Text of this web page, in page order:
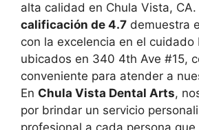
alta calidad en Chula Vista,
calificación de 4.7 demuestra
con la excelencia en el cuidado
ubicados en 340 4th Ave #15,
conveniente para atender a
En Chula Vista Dental Arts,
por brindar un servicio